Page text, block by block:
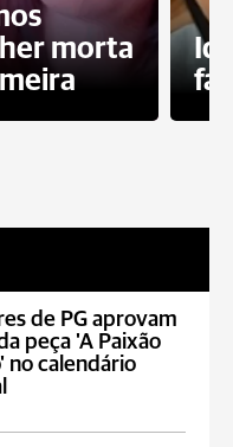
morta
de PG aprovam
peça 'A Paixão
no calendário